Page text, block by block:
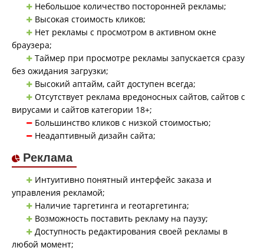
Небольшое количество посторонней рекламы;
Высокая стоимость кликов;
Нет рекламы с просмотром в активном окне
браузера;
Таймер при просмотре рекламы запускается сразу
без ожидания загрузки;
Высокий аптайм, сайт доступен всегда;
Отсутствует реклама вредоносных сайтов, сайтов с
вирусами и сайтов категории 18+;
Большинство кликов с низкой стоимостью;
Неадаптивный дизайн сайта;
Реклама
Интуитивно понятный интерфейс заказа и
управления рекламой;
Наличие таргетинга и геотаргетинга;
Возможность поставить рекламу на паузу;
Доступность редактирования своей рекламы в
любой момент;